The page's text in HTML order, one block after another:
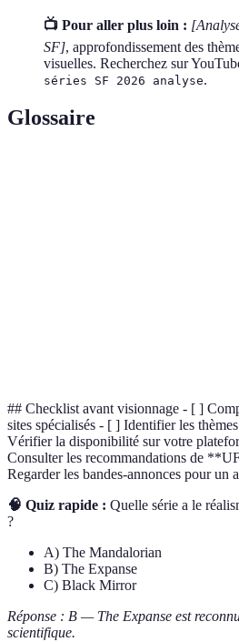
📺 Pour aller plus loin :
SF], approfondissement des
visuelles. Recherchez sur
séries SF 2026 analyse.
Glossaire
## Checklist avant visionnage - [ ]
sites spécialisés - [ ] Identifier les
Vérifier la disponibilité sur votre
Consulter les recommandations de
Regarder les bandes-annonces pour un
🧠 Quiz rapide : Quelle série a le
?
A) The Mandalorian
B) The Expanse
C) Black Mirror
Réponse : B — The Expanse est
scientifique.